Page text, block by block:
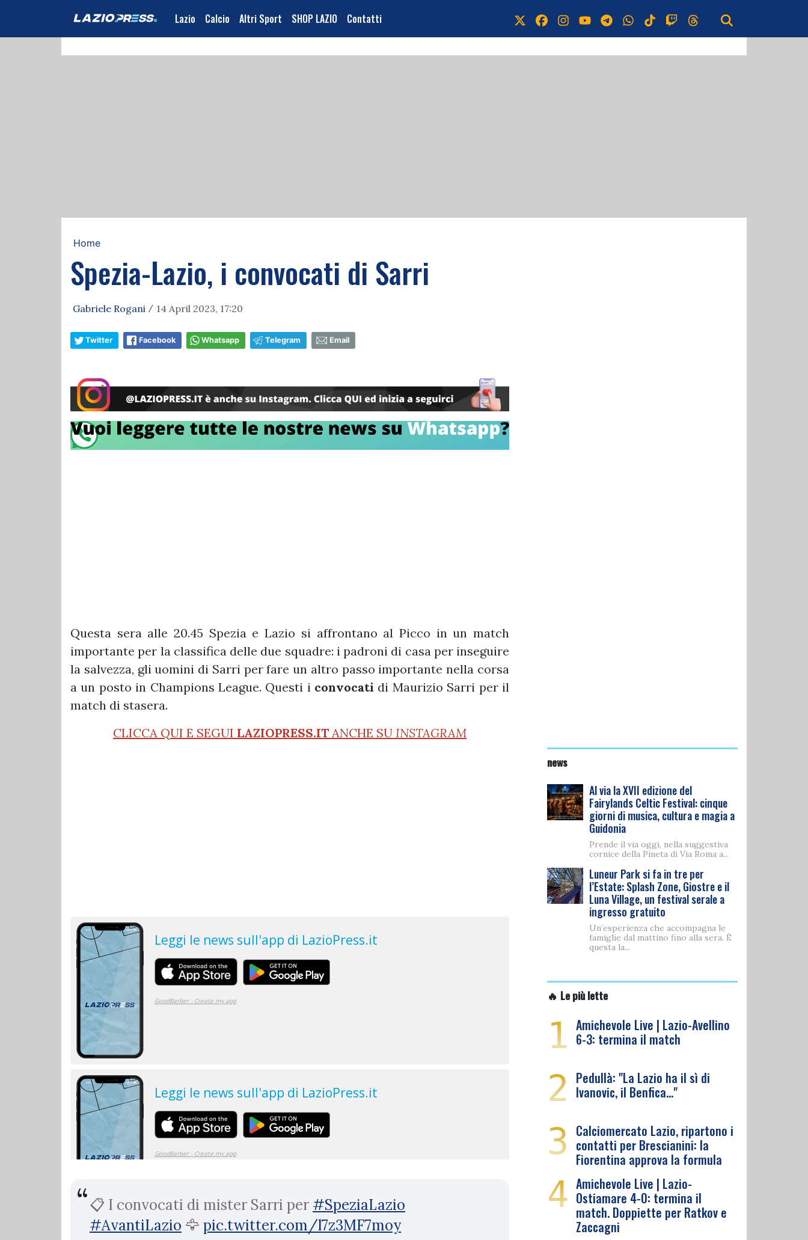
Lazio Calcio Altri Sport SHOP LAZIO Contatti
Home
Spezia-Lazio, i convocati di Sarri
Gabriele Rogani / 14 April 2023, 17:20
Twitter Facebook Whatsapp Telegram Email
Questa sera alle 20.45 Spezia e Lazio si affrontano al Picco in un match
importante per la classifica delle due squadre: i padroni di casa per inseguire
la salvezza, gli uomini di Sarri per fare un altro passo importante nella corsa
a un posto in Champions League. Questi i convocati di Maurizio Sarri per il
match di stasera.
CLICCA QUI E SEGUI LAZIOPRESS.IT ANCHE SU INSTAGRAM
📋 I convocati di mister Sarri per #SpeziaLazio
#AvantiLazio 🦅 pic.twitter.com/l7z3MF7moy
news
Al via la XVII edizione del
Fairylands Celtic Festival: cinque
giorni di musica, cultura e magia a
Guidonia
Prende il via oggi, nella suggestiva
cornice della Pineta di Via Roma a...
Luneur Park si fa in tre per
l’Estate: Splash Zone, Giostre e il
Luna Village, un festival serale a
ingresso gratuito
Un’esperienza che accompagna le
famiglie dal mattino fino alla sera. È
questa la...
🔥 Le più lette
1 Amichevole Live | Lazio-Avellino
6-3: termina il match
2 Pedullà: "La Lazio ha il sì di
Ivanovic, il Benfica…"
3 Calciomercato Lazio, ripartono i
contatti per Brescianini: la
Fiorentina approva la formula
4 Amichevole Live | Lazio-
Ostiamare 4-0: termina il
match. Doppiette per Ratkov e
Zaccagni